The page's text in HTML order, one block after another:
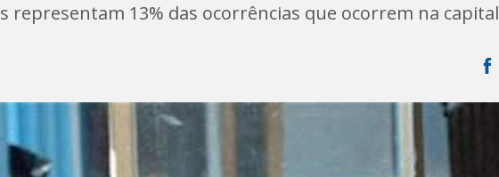
representam 13% das ocorrências que ocorrem na capital